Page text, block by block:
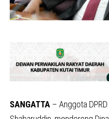
SANGATTA – Anggota